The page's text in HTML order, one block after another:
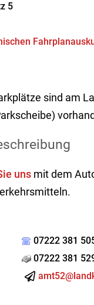
5
sind am
uns mit dem
07222 381
07222 381